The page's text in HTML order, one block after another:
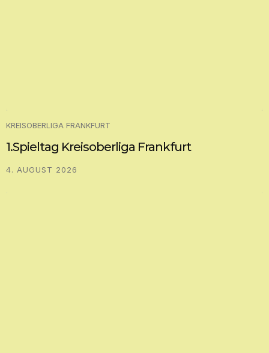
KREISOBERLIGA FRANKFURT
1.Spieltag Kreisoberliga Frankfurt
4. AUGUST 2026